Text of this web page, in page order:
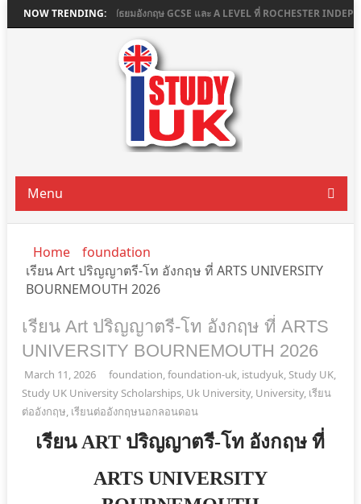
NOW TRENDING:
เรียนต่อมัธยมอังกฤษ GCSE และ A LEVEL ที่ ROCHESTER INDEPENDENT
Menu
Home
foundation
เรียน Art ปริญญาตรี-โท อังกฤษ ที่ ARTS UNIVERSITY
BOURNEMOUTH 2026
เรียน Art ปริญญาตรี-โท อังกฤษ ที่ ARTS
UNIVERSITY BOURNEMOUTH 2026
March 11, 2026 foundation,foundation-uk, istudyuk, Study UK,
Study UK University Scholarships, Uk University, University, เรียน
ต่ออังกฤษ, เรียนต่ออังกฤษนอกลอนดอน
เรียน ART ปริญญาตรี-โท อังกฤษ ที่
ARTS UNIVERSITY